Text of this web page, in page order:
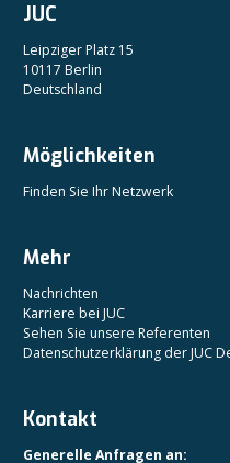
JUC
Leipziger Platz 15
10117 Berlin
Deutschland
Möglichkeiten
Finden Sie Ihr Netzwerk
Mehr
Nachrichten
Karriere bei JUC
Sehen Sie unsere Referenten
Datenschutzerklärung der JUC
Kontakt
Generelle Anfragen an: